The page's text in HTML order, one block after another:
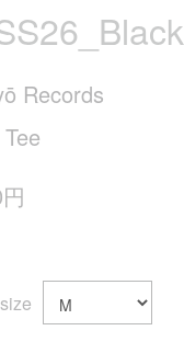
Records
Tee
size